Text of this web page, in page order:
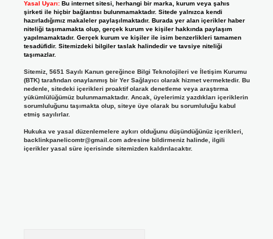
Yasal Uyarı: Bu internet sitesi, herhangi bir marka, kurum veya şahıs
şirketi ile hiçbir bağlantısı bulunmamaktadır. Sitede yalnızca kendi
hazırladığımız makaleler paylaşılmaktadır. Burada yer alan içerikler haber
niteliği taşımamakta olup, gerçek kurum ve kişiler hakkında paylaşım
yapılmamaktadır. Gerçek kurum ve kişiler ile isim benzerlikleri tamamen
tesadüfidir. Sitemizdeki bilgiler taslak halindedir ve tavsiye niteliği
taşımazlar.
Sitemiz, 5651 Sayılı Kanun gereğince Bilgi Teknolojileri ve İletişim Kurumu
(BTK) tarafından onaylanmış bir Yer Sağlayıcı olarak hizmet vermektedir. Bu
nedenle, sitedeki içerikleri proaktif olarak denetleme veya araştırma
yükümlülüğümüz bulunmamaktadır. Ancak, üyelerimiz yazdıkları içeriklerin
sorumluluğunu taşımakta olup, siteye üye olarak bu sorumluluğu kabul
etmiş sayılırlar.
Hukuka ve yasal düzenlemelere aykırı olduğunu düşündüğünüz içerikleri,
backlinkpanelicomtr@gmail.comadresine bildirmeniz halinde, ilgili
içerikler yasal süre içerisinde sitemizden kaldırılacaktır.